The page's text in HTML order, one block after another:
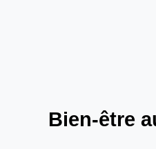
Bien-être